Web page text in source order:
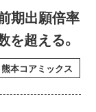
期出願倍率
を超える。
熊本コアミックス